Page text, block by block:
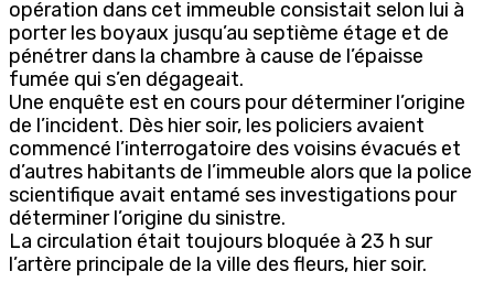
opération dans cet immeuble consistait selon lui à
porter les boyaux jusqu’au septième étage et de
pénétrer dans la chambre à cause de l’épaisse
fumée qui s’en dégageait.
Une enquête est en cours pour déterminer l’origine
de l’incident. Dès hier soir, les policiers avaient
commencé l’interrogatoire des voisins évacués et
d’autres habitants de l’immeuble alors que la police
scientifique avait entamé ses investigations pour
déterminer l’origine du sinistre.
La circulation était toujours bloquée à 23 h sur
l’artère principale de la ville des fleurs, hier soir.